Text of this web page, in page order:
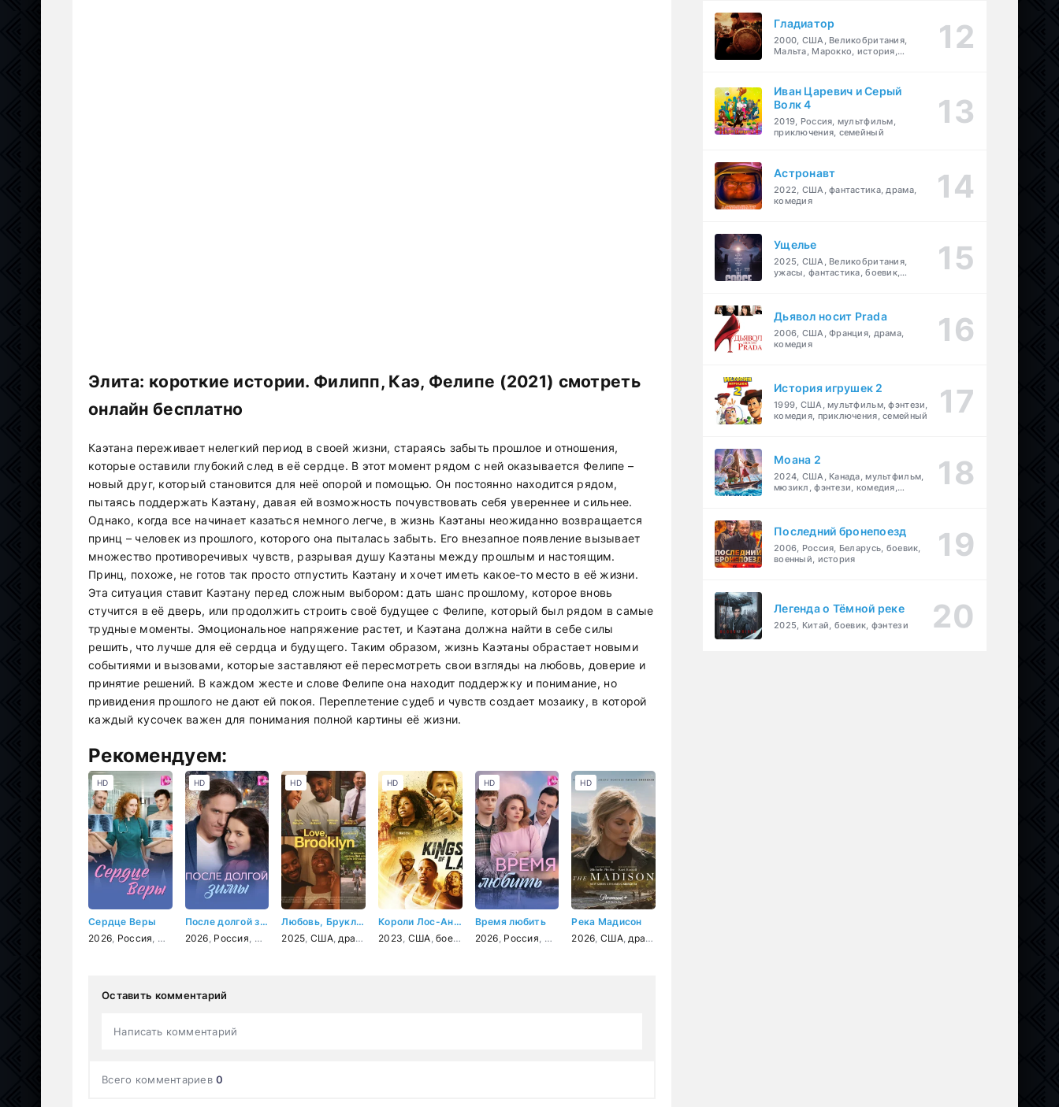
Элита: короткие истории. Филипп, Каэ, Фелипе (2021) смотреть
онлайн бесплатно
Каэтана переживает нелегкий период в своей жизни, стараясь забыть прошлое и отношения,
которые оставили глубокий след в её сердце. В этот момент рядом с ней оказывается Фелипе –
новый друг, который становится для неё опорой и помощью. Он постоянно находится рядом,
пытаясь поддержать Каэтану, давая ей возможность почувствовать себя увереннее и сильнее.
Однако, когда все начинает казаться немного легче, в жизнь Каэтаны неожиданно возвращается
принц – человек из прошлого, которого она пыталась забыть. Его внезапное появление вызывает
множество противоречивых чувств, разрывая душу Каэтаны между прошлым и настоящим.
Принц, похоже, не готов так просто отпустить Каэтану и хочет иметь какое-то место в её жизни.
Эта ситуация ставит Каэтану перед сложным выбором: дать шанс прошлому, которое вновь
стучится в её дверь, или продолжить строить своё будущее с Фелипе, который был рядом в самые
трудные моменты. Эмоциональное напряжение растет, и Каэтана должна найти в себе силы
решить, что лучше для её сердца и будущего. Таким образом, жизнь Каэтаны обрастает новыми
событиями и вызовами, которые заставляют её пересмотреть свои взгляды на любовь, доверие и
принятие решений. В каждом жесте и слове Фелипе она находит поддержку и понимание, но
привидения прошлого не дают ей покоя. Переплетение судеб и чувств создает мозаику, в которой
каждый кусочек важен для понимания полной картины её жизни.
Рекомендуем:
Сердце Веры
2026 Россия мелодрама
HD
После долгой зимы
2026 Россия мелодрама
HD
Любовь, Бруклин
2025 США, драма мелодрама, комедия
HD
Короли Лос-Анджелеса
2023 США ,боевик драма,комедия, криминал
HD
Время любить
2026 Россия мелодрама
HD
Река Мадисон
2026 США, драма
HD
Оставить комментарий
Написать комментарий
Всего комментариев0
Гладиатор
2000, США, Великобритания,
Мальта, Марокко, история,
Иван Царевич и Серый
Волк 4
2019, Россия, мультфильм,
приключения, семейный
Астронавт
2022, США, фантастика, драма,
комедия
Ущелье
2025, США, Великобритания,
ужасы, фантастика, боевик,
Дьявол носит Prada
2006, США, Франция, драма,
комедия
История игрушек 2
1999, США, мультфильм, фэнтези,
комедия, приключения, семейный
Моана 2
2024, США, Канада, мультфильм,
мюзикл, фэнтези, комедия,
Последний бронепоезд
2006, Россия, Беларусь, боевик,
военный, история
Легенда о Тёмной реке
2025, Китай, боевик, фэнтези